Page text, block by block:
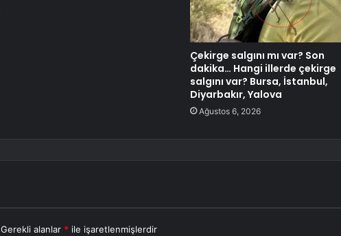
Çekirge salgını mı var? Son
dakika… Hangi illerde çekirge
salgını var? Bursa, İstanbul,
Diyarbakır, Yalova
Ağustos 6, 2026
Gerekli alanlar * ile işaretlenmişlerdir